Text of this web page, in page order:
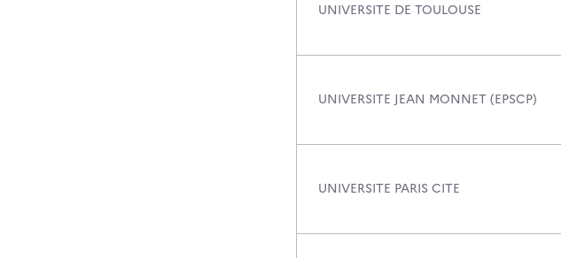
UNIVERSITE DE TOULOUSE
UNIVERSITE JEAN MONNET (EPSCP)
UNIVERSITE PARIS CITE